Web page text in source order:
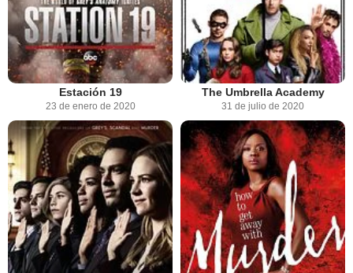
Estación 19
23 de enero de 2020
The Umbrella Academy
31 de julio de 2020